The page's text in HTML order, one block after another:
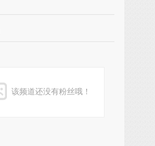
该频道还没有粉丝哦！